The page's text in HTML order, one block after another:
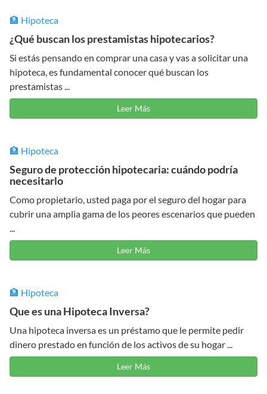
🏦 Hipoteca
¿Qué buscan los prestamistas hipotecarios?
Si estás pensando en comprar una casa y vas a solicitar una
hipoteca, es fundamental conocer qué buscan los
prestamistas ...
Leer Más
🏦 Hipoteca
Seguro de protección hipotecaria: cuándo podría
necesitarlo
Como propietario, usted paga por el seguro del hogar para
cubrir una amplia gama de los peores escenarios que pueden
...
Leer Más
🏦 Hipoteca
Que es una Hipoteca Inversa?
Una hipoteca inversa es un préstamo que le permite pedir
dinero prestado en función de los activos de su hogar ...
Leer Más